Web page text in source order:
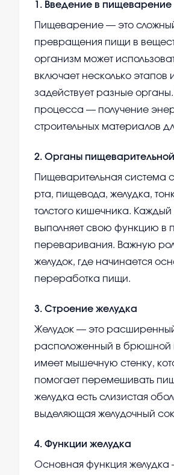
1 . Введение в пищеварение
Пищеварение — это
превращения пищи в
организм может
включает несколько этапов
задействует разные органы.
процесса — получение
строительных материалов
2. Органы
Пищеварительная система
рта, пищевода, желудка,
толстого кишечника. Каждый
выполняет свою функцию в
переваривания. Важную
желудок, где начинается
переработка пищи.
3. Строение желудка
Желудок — это
расположенный в брюшной
имеет мышечную стенку,
помогает перемешивать
желудка есть слизистая
выделяющая желудочный
4. Функции желудка
Основная функция желудка